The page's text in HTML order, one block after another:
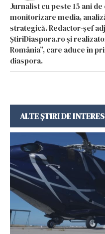
Jurnalist cu peste 15 ani
monitorizare media,
strategică. Redactor-șef
ȘtiriDiaspora.ro și
România”, care aduce în
diaspora.
ALTE ȘTIRI DE INTERES